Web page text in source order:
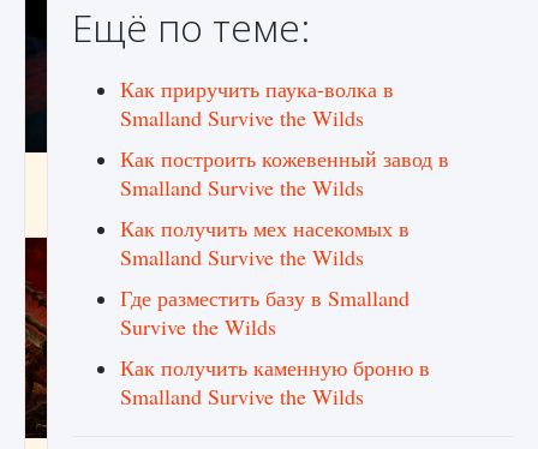
Как создавать предметы в Creatures of Ava
Ещё по теме:
Как приручить паука-волка в
Smalland Survive the Wilds
Как построить кожевенный завод в
Smalland Survive the Wilds
Как получить мех насекомых в
Smalland Survive the Wilds
Где разместить базу в Smalland
Survive the Wilds
Как получить каменную броню в
Smalland Survive the Wilds